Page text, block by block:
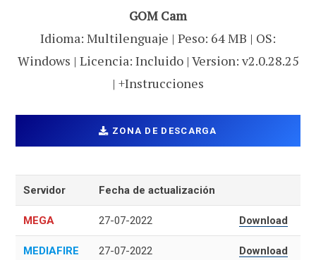
GOM Cam
Idioma: Multilenguaje | Peso: 64 MB | OS:
Windows | Licencia: Incluido | Version: v2.0.28.25
| +Instrucciones
ZONA DE DESCARGA
Servidor Fecha de actualización
MEGA 27-07-2022 Download
MEDIAFIRE 27-07-2022 Download